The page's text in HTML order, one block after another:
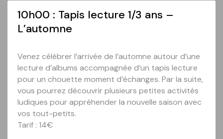
10h00 : Tapis lecture 1/3 ans –
L’automne
Venez célébrer l’arrivée de l’automne autour d’une
lecture d’albums accompagnée d’un tapis lecture
pour un chouette moment d’échanges. Par la suite,
vous pourrez découvrir plusieurs petites activités
ludiques pour appréhender la nouvelle saison avec
vos tout-petits.
Tarif : 14€